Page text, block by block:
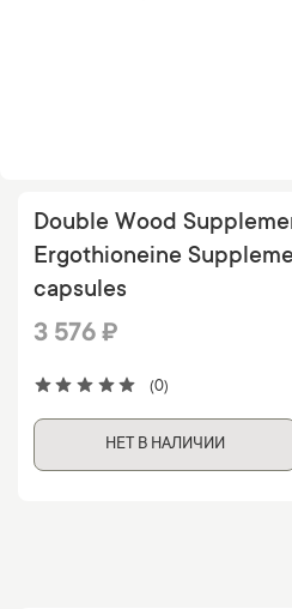
(0)
Double Wood
Ergothioneine
capsules
3 576 ₽
НЕТ В НАЛИЧИИ